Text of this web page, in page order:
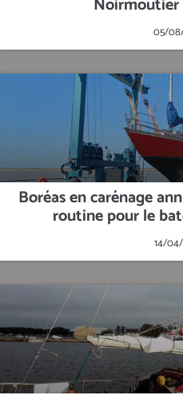
05/
Boréas en carénage
routine pour le
14/